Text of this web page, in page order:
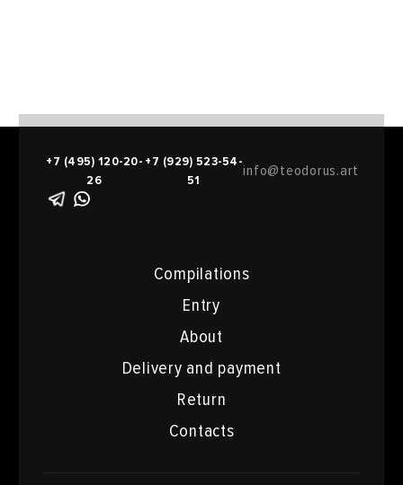
Compilations
Entry
About
Delivery and payment
Return
Contacts
+7 (495) 120-20-
26
+7 (929) 523-54-
51
info@teodorus.art